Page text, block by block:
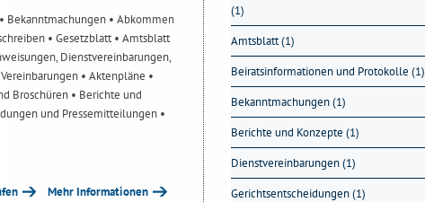
• Bekanntmachungen • Abkommen
• Gesetzblatt• Amtsblatt
Dienstvereinbarungen,
• Aktenpläne •
Broschüren • Berichte und
und Pressemitteilungen •
Mehr Informationen
(1)
Amtsblatt (1)
Beiratsinformationen und Protokolle (1)
Bekanntmachungen (1)
Berichte und Konzepte (1)
Dienstvereinbarungen (1)
Gerichtsentscheidungen (1)